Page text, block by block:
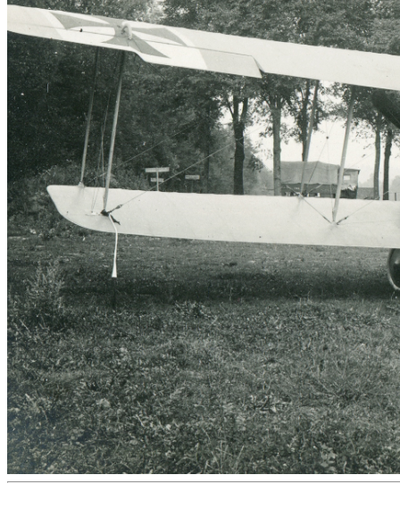
uns
Ausgaben
Events
Links
Kontakt
Gästebuch
Impressum